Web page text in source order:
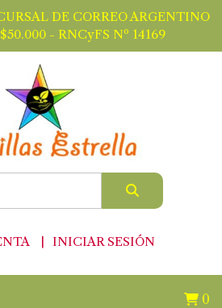
DE CORREO ARGENTINO
- RNCyFS Nº 14169
INICIAR SESIÓN
0